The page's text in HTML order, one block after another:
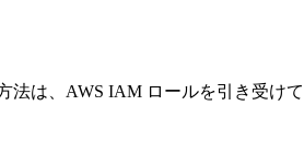
は、AWS IAM ロールを引き受け